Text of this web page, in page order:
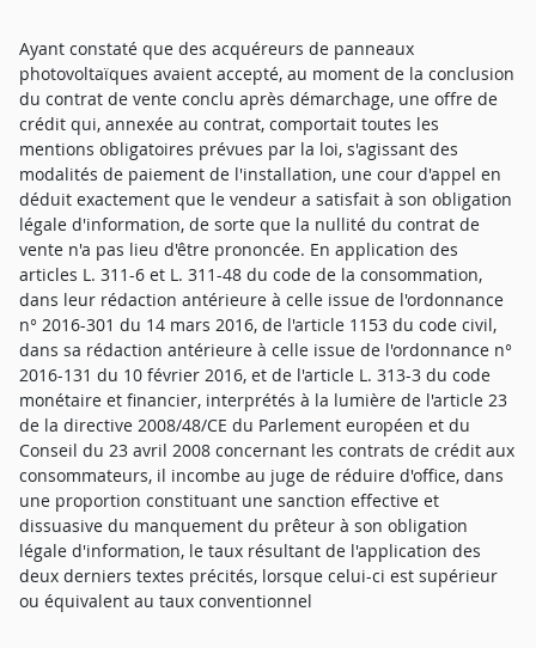
Ayant constaté que des acquéreurs de panneaux
photovoltaïques avaient accepté, au moment de la conclusion
du contrat de vente conclu après démarchage, une offre de
crédit qui, annexée au contrat, comportait toutes les
mentions obligatoires prévues par la loi, s'agissant des
modalités de paiement de l'installation, une cour d'appel en
déduit exactement que le vendeur a satisfait à son obligation
légale d'information, de sorte que la nullité du contrat de
vente n'a pas lieu d'être prononcée. En application des
articles L. 311-6 et L. 311-48 du code de la consommation,
dans leur rédaction antérieure à celle issue de l'ordonnance
n° 2016-301 du 14 mars 2016, de l'article 1153 du code civil,
dans sa rédaction antérieure à celle issue de l'ordonnance n°
2016-131 du 10 février 2016, et de l'article L. 313-3 du code
monétaire et financier, interprétés à la lumière de l'article 23
de la directive 2008/48/CE du Parlement européen et du
Conseil du 23 avril 2008 concernant les contrats de crédit aux
consommateurs, il incombe au juge de réduire d'office, dans
une proportion constituant une sanction effective et
dissuasive du manquement du prêteur à son obligation
légale d'information, le taux résultant de l'application des
deux derniers textes précités, lorsque celui-ci est supérieur
ou équivalent au taux conventionnel